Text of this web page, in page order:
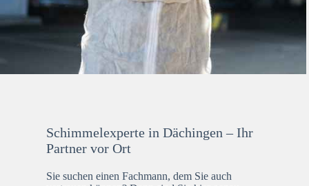
Schimmelexperte in Dächingen – Ihr
Partner vor Ort
Sie suchen einen Fachmann, dem Sie auch